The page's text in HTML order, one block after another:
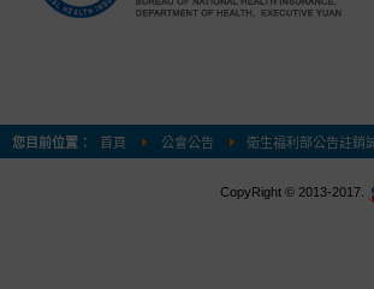
您目前位置： 首頁 公會公告 衛生福利部公告註銷
CopyRight © 2013-2017.